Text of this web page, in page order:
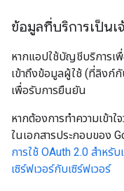
ข้อมูลที่บริการเป็นเ
หากแอปใช้บัญชีบริการเพื่
เข้าถึงข้อมูลผู้ใช้ (ที่ลิงก์
เพื่อรับการยืนยัน
หากต้องการทำความเข้า
ในเอกสารประกอบของ
การใช้ OAuth 2.0 สำหรั
เซิร์ฟเวอร์กับเซิร์ฟเวอร์